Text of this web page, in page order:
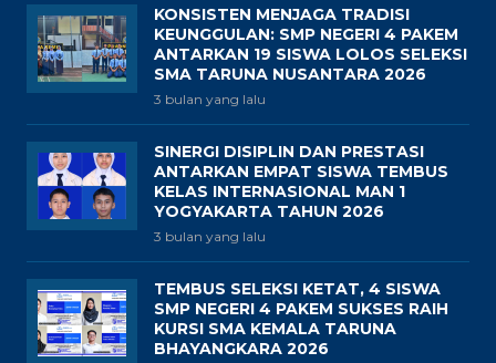
KONSISTEN MENJAGA TRADISI
KEUNGGULAN: SMP NEGERI 4 PAKEM
ANTARKAN 19 SISWA LOLOS SELEKSI
SMA TARUNA NUSANTARA 2026
3 bulan yang lalu
SINERGI DISIPLIN DAN PRESTASI
ANTARKAN EMPAT SISWA TEMBUS
KELAS INTERNASIONAL MAN 1
YOGYAKARTA TAHUN 2026
3 bulan yang lalu
TEMBUS SELEKSI KETAT, 4 SISWA
SMP NEGERI 4 PAKEM SUKSES RAIH
KURSI SMA KEMALA TARUNA
BHAYANGKARA 2026